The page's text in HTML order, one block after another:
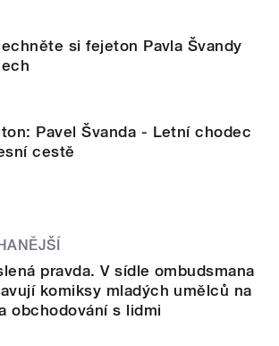
si fejeton Pavla Švandy
Pavel Švanda - Letní chodec
cestě
pravda. V sídle ombudsmana
komiksy mladých umělců na
obchodování s lidmi